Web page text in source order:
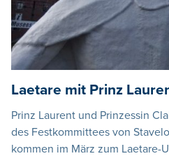
Laetare mit Prinz
Prinz Laurent und Prinzessin
des Festkommittees von
kommen im März zum Laetare-